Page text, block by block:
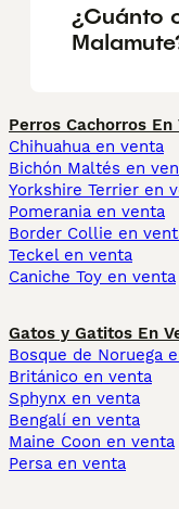
¿Cuánto
Perros Cachorros En
Chihuahua en venta
Bichón Maltés en
Yorkshire Terrier en
Pomerania en venta
Border Collie en
Teckel en venta
Caniche Toy en venta
Gatos y Gatitos En
Bosque de Noruega
Británico en venta
Sphynx en venta
Bengalí en venta
Maine Coon en venta
Persa en venta